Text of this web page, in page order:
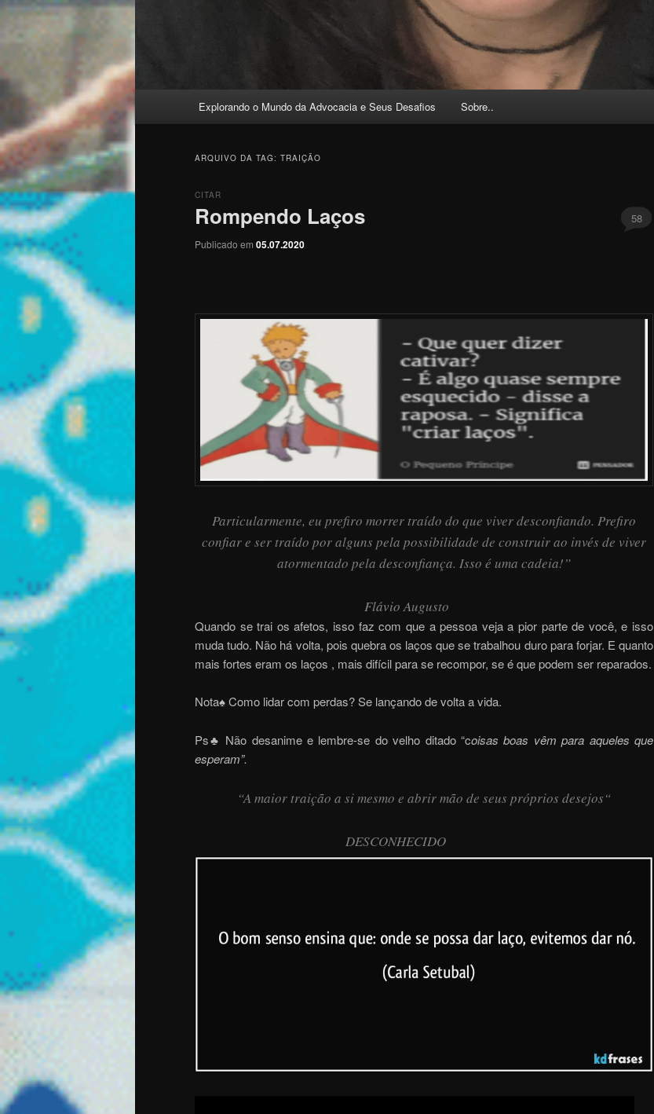
Explorando o Mundo da Advocacia e Seus Desafios Sobre..
ARQUIVO DA TAG: TRAIÇÃO
Rompendo Laços
CITAR
Publicado em 05.07.2020
58
Particularmente, eu prefiro morrer traído do que viver desconfiando. Prefiro
confiar e ser traído por alguns pela possibilidade de construir ao invés de viver
atormentado pela desconfiança. Isso é uma cadeia!”
Flávio Augusto
Quando se trai os afetos, isso faz com que a pessoa veja a pior parte de você, e isso
muda tudo. Não há volta, pois quebra os laços que se trabalhou duro para forjar. E quanto
mais fortes eram os laços , mais difícil para se recompor, se é que podem ser reparados.
Nota♠ Como lidar com perdas? Se lançando de volta a vida.
Ps♣ Não desanime e lembre-se do velho ditado “coisas boas vêm para aqueles que
esperam”.
“A maior traição a si mesmo e abrir mão de seus próprios desejos“
DESCONHECIDO